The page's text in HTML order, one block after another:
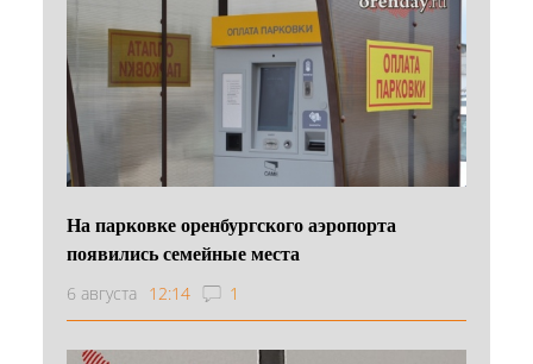
На парковке оренбургского аэропорта
появились семейные места
6 августа 12:14 1